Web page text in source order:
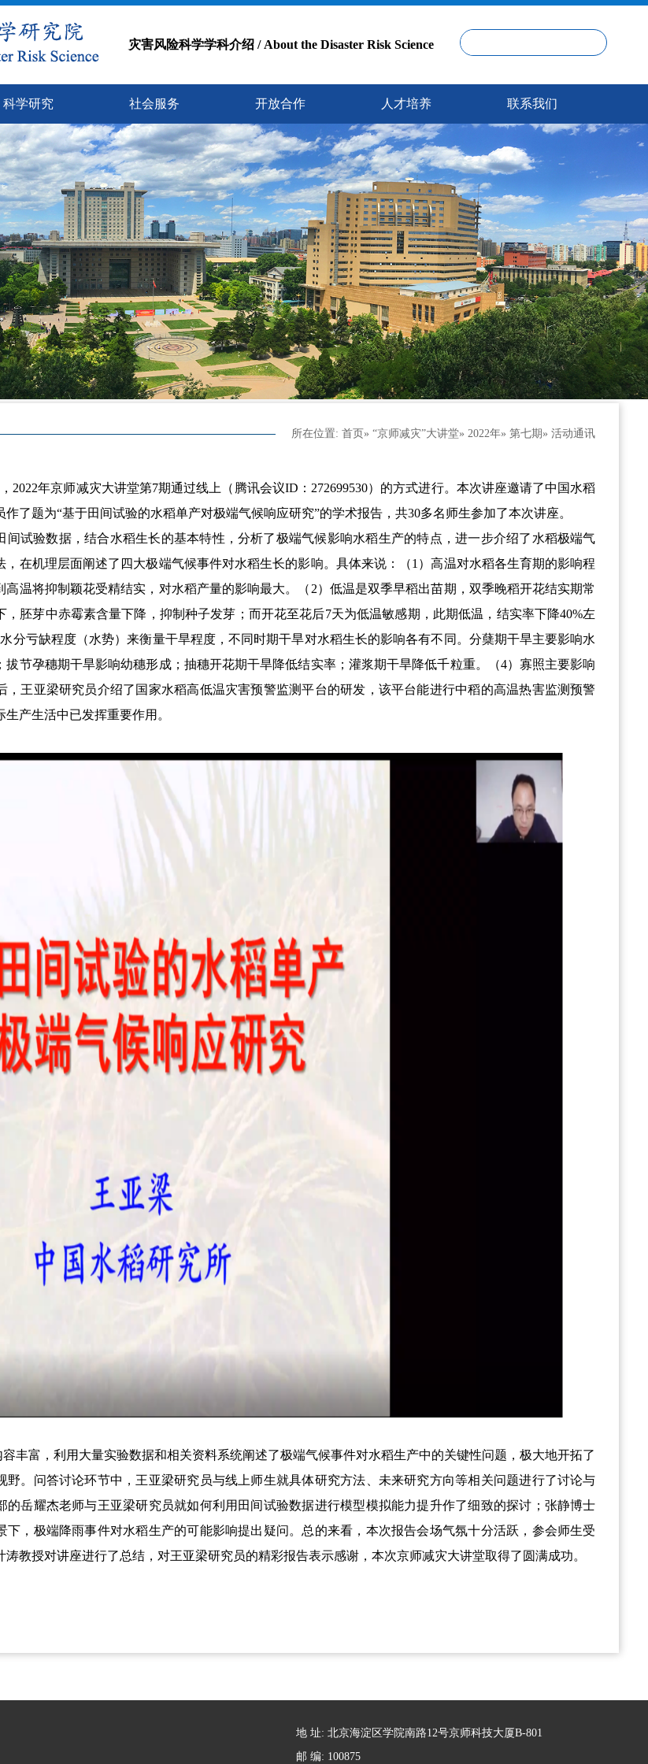
灾害风险科学学科介绍 / About the Disaster Risk Science
科学研究 社会服务 开放合作 人才培养 联系我们
所在位置:首页»“京师减灾”大讲堂»2022年»第七期» 活动通讯
2022年京师减灾大讲堂第7期通过线上（腾讯会议ID：272699530）的方式进行。本次讲座邀请了中国水稻
了题为“基于田间试验的水稻单产对极端气候响应研究”的学术报告，共30多名师生参加了本次讲座。
间试验数据，结合水稻生长的基本特性，分析了极端气候影响水稻生产的特点，进一步介绍了水稻极端气
，在机理层面阐述了四大极端气候事件对水稻生长的影响。具体来说：（1）高温对水稻各生育期的影响程
高温将抑制颖花受精结实，对水稻产量的影响最大。（2）低温是双季早稻出苗期，双季晚稻开花结实期常
，胚芽中赤霉素含量下降，抑制种子发芽；而开花至花后7天为低温敏感期，此期低温，结实率下降40%左
分亏缺程度（水势）来衡量干旱程度，不同时期干旱对水稻生长的影响各有不同。分蘖期干旱主要影响水
拔节孕穗期干旱影响幼穗形成；抽穗开花期干旱降低结实率；灌浆期干旱降低千粒重。（4）寡照主要影响
，王亚梁研究员介绍了国家水稻高低温灾害预警监测平台的研发，该平台能进行中稻的高温热害监测预警
产生活中已发挥重要作用。
富，利用大量实验数据和相关资料系统阐述了极端气候事件对水稻生产中的关键性问题，极大地开拓了
野。问答讨论环节中，王亚梁研究员与线上师生就具体研究方法、未来研究方向等相关问题进行了讨论与
的岳耀杰老师与王亚梁研究员就如何利用田间试验数据进行模型模拟能力提升作了细致的探讨；张静博士
下，极端降雨事件对水稻生产的可能影响提出疑问。总的来看，本次报告会场气氛十分活跃，参会师生受
教授对讲座进行了总结，对王亚梁研究员的精彩报告表示感谢，本次京师减灾大讲堂取得了圆满成功。
地 址: 北京海淀区学院南路12号京师科技大厦B-801
邮 编: 100875